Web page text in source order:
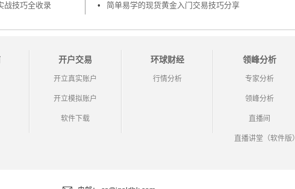
战技巧全收录
•
简单易学的现货黄金入门交易技巧分享
开户交易
开立真实账户
开立模拟账户
软件下载
环球财经
行情分析
领峰分析
专家分析
领峰分析
直播间
直播讲堂（软件版）